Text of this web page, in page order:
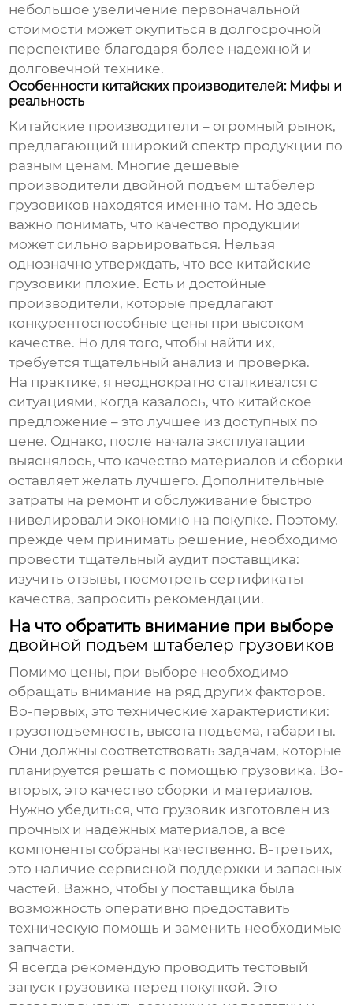
небольшое увеличение первоначальной
стоимости может окупиться в долгосрочной
перспективе благодаря более надежной и
долговечной технике.
Особенности китайских производителей: Мифы и
реальность
Китайские производители – огромный рынок,
предлагающий широкий спектр продукции по
разным ценам. Многие дешевые
производители двойной подъем штабелер
грузовиков находятся именно там. Но здесь
важно понимать, что качество продукции
может сильно варьироваться. Нельзя
однозначно утверждать, что все китайские
грузовики плохие. Есть и достойные
производители, которые предлагают
конкурентоспособные цены при высоком
качестве. Но для того, чтобы найти их,
требуется тщательный анализ и проверка.
На практике, я неоднократно сталкивался с
ситуациями, когда казалось, что китайское
предложение – это лучшее из доступных по
цене. Однако, после начала эксплуатации
выяснялось, что качество материалов и сборки
оставляет желать лучшего. Дополнительные
затраты на ремонт и обслуживание быстро
нивелировали экономию на покупке. Поэтому,
прежде чем принимать решение, необходимо
провести тщательный аудит поставщика:
изучить отзывы, посмотреть сертификаты
качества, запросить рекомендации.
На что обратить внимание при выборе
двойной подъем штабелер грузовиков
Помимо цены, при выборе необходимо
обращать внимание на ряд других факторов.
Во-первых, это технические характеристики:
грузоподъемность, высота подъема, габариты.
Они должны соответствовать задачам, которые
планируется решать с помощью грузовика. Во-
вторых, это качество сборки и материалов.
Нужно убедиться, что грузовик изготовлен из
прочных и надежных материалов, а все
компоненты собраны качественно. В-третьих,
это наличие сервисной поддержки и запасных
частей. Важно, чтобы у поставщика была
возможность оперативно предоставить
техническую помощь и заменить необходимые
запчасти.
Я всегда рекомендую проводить тестовый
запуск грузовика перед покупкой. Это